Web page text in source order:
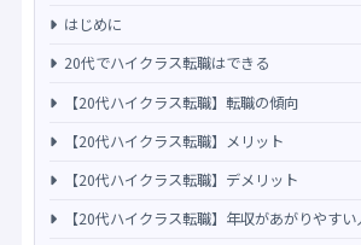
はじめに
20代でハイクラス転職はできる
【20代ハイクラス転職】転職の傾向
【20代ハイクラス転職】メリット
【20代ハイクラス転職】デメリット
【20代ハイクラス転職】年収があがりやす